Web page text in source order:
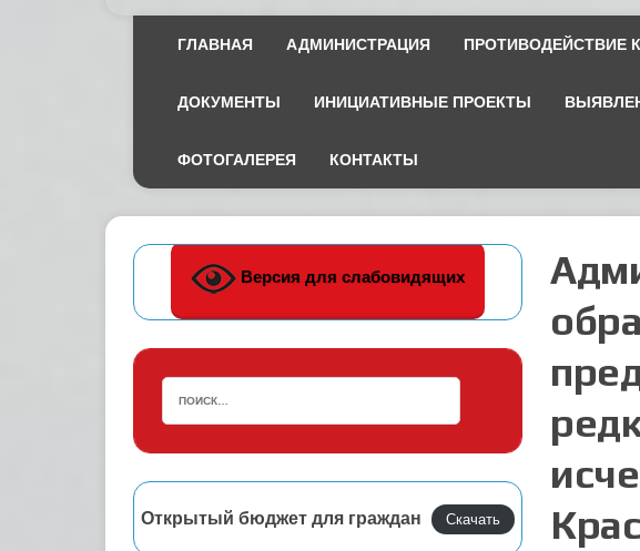
ГЛАВНАЯ АДМИНИСТРАЦИЯ ПРОТИВОДЕЙСТВИЕ
ДОКУМЕНТЫ ИНИЦИАТИВНЫЕ ПРОЕКТЫ
ФОТОГАЛЕРЕЯ КОНТАКТЫ
Версия для слабовидящих
Открытый бюджет для граждан Скачать